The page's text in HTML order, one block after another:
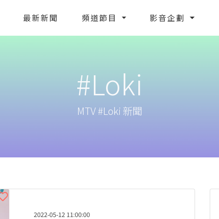
最新新聞 頻道節目 影音企劃
#Loki
MTV #Loki 新聞
2022-05-12 11:00:00